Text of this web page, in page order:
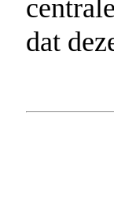
dat